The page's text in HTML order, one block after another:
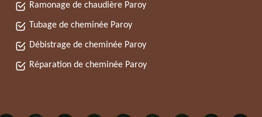
Ramonage de chaudière Paroy
Tubage de cheminée Paroy
Débistrage de cheminée Paroy
Réparation de cheminée Paroy